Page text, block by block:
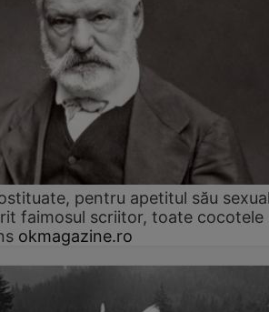
pentru apetitul său
faimosul scriitor, toate cocotele
okmagazine.ro